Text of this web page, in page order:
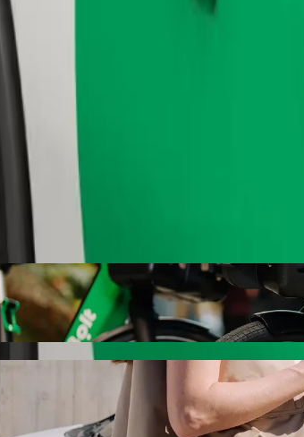
ველოსიპედით
Circus Triangle Shopping
გამოყენებას, თუ ეძებ Circus Triangle
86,20 ZAR ZAR დაჯდება.